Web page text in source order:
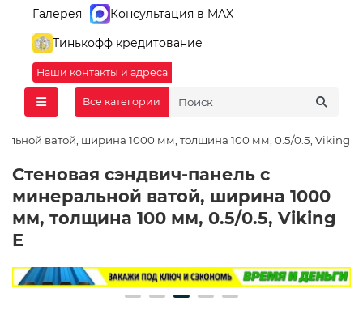
Галерея
Консультация в MAX
Тинькофф кредитование
Наши контакты и адреса
Все категории
ватой, ширина 1000 мм, толщина 100 мм, 0.5/0.5, Viking E
Стеновая сэндвич-панель с
минеральной ватой, ширина 1000
мм, толщина 100 мм, 0.5/0.5, Viking
E